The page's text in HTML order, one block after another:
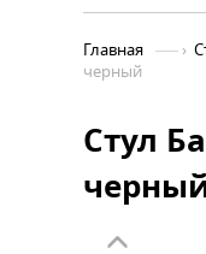
Главная ›
черный
Стул